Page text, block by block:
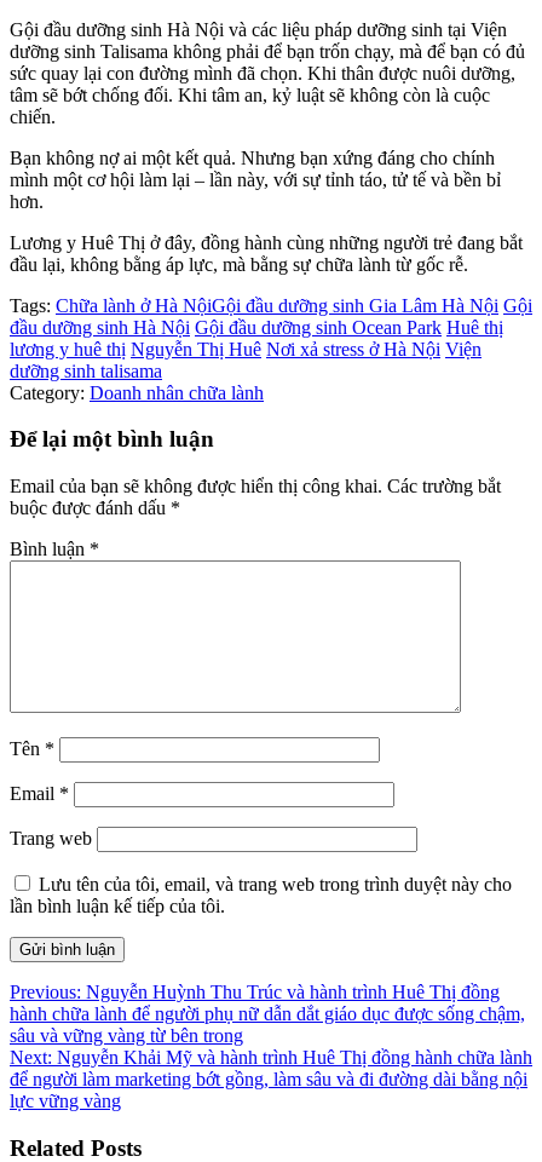
Gội đầu dưỡng sinh Hà Nội và các liệu pháp dưỡng sinh tại Viện
dưỡng sinh Talisama không phải để bạn trốn chạy, mà để bạn có đủ
sức quay lại con đường mình đã chọn. Khi thân được nuôi dưỡng,
tâm sẽ bớt chống đối. Khi tâm an, kỷ luật sẽ không còn là cuộc
chiến.
Bạn không nợ ai một kết quả. Nhưng bạn xứng đáng cho chính
mình một cơ hội làm lại – lần này, với sự tỉnh táo, tử tế và bền bỉ
hơn.
Lương y Huê Thị ở đây, đồng hành cùng những người trẻ đang bắt
đầu lại, không bằng áp lực, mà bằng sự chữa lành từ gốc rễ.
Tags: Chữa lành ở Hà NộiGội đầu dưỡng sinh Gia Lâm Hà Nội Gội
đầu dưỡng sinh Hà Nội Gội đầu dưỡng sinh Ocean Park Huê thị
lương y huê thị Nguyễn Thị Huê Nơi xả stress ở Hà Nội Viện
dưỡng sinh talisama
Category: Doanh nhân chữa lành
Để lại một bình luận
Email của bạn sẽ không được hiển thị công khai. Các trường bắt
buộc được đánh dấu *
Bình luận *
Tên *
Email *
Trang web
Lưu tên của tôi, email, và trang web trong trình duyệt này cho
lần bình luận kế tiếp của tôi.
Điều
hướng
bài
viết
Previous: Nguyễn Huỳnh Thu Trúc và hành trình Huê Thị đồng
hành chữa lành để người phụ nữ dẫn dắt giáo dục được sống chậm,
sâu và vững vàng từ bên trong
Next: Nguyễn Khải Mỹ và hành trình Huê Thị đồng hành chữa lành
để người làm marketing bớt gồng, làm sâu và đi đường dài bằng nội
lực vững vàng
Related Posts